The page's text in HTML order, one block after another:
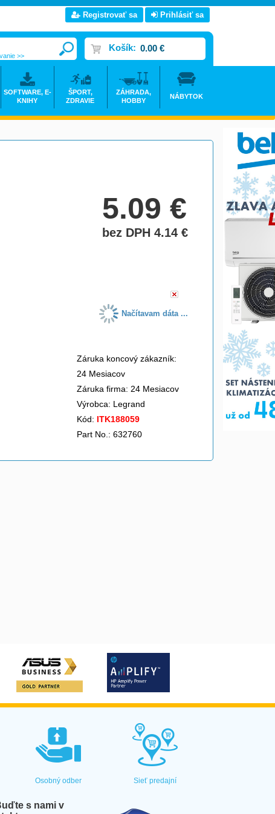
5.09€
bez DPH 4.14€
Načítavam dáta ...
Záruka koncový zákazník:
24 Mesiacov
Záruka firma: 24 Mesiacov
Výrobca: Legrand
Kód: ITK188059
Part No.: 632760
Registrovať sa Prihlásiť sa
Košík: 0.00 €
>>
SOFTWARE, E-
KNIHY
ŠPORT,
ZDRAVIE
ZÁHRADA,
HOBBY
NÁBYTOK
Osobný odber Sieť predajní
s nami v